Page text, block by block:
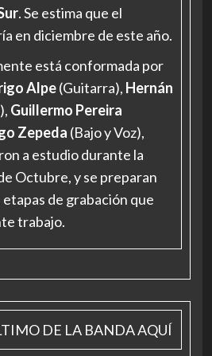
. Se estima que el
en diciembre de este año.
está conformada por
Alpe(Guitarra), Hernán
Guillermo Pereira
Zepeda (Bajo y Voz),
a estudio durante la
Octubre, y se preparan
etapas de grabación que
trabajo.
DE LA BANDA AQUÍ